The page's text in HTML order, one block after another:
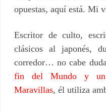
opuestas, aquí está. Mi
Escritor de culto,
clásicos al japonés,
corredor… no cabe
fin del Mundo y un
Maravillas, él utiliza